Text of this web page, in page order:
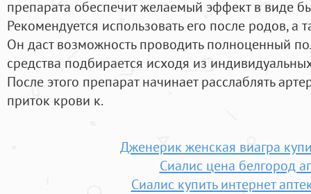
препарата обеспечит желаемый эффект в виде
Рекомендуется использовать его после родов,
Он даст возможность проводить полноценный
средства подбирается исходя из
После этого препарат начинает расслаблять
приток крови к.
Дженерик женская виагра
Сиалис цена белгород
Сиалис купить интернет